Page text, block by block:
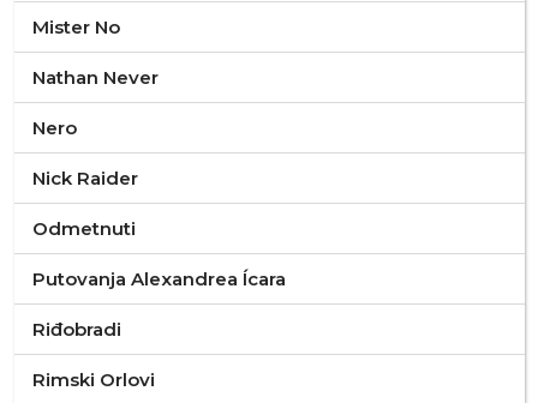
Mister No
Nathan Never
Nero
Nick Raider
Odmetnuti
Putovanja Alexandrea Ícara
Riđobradi
Rimski Orlovi